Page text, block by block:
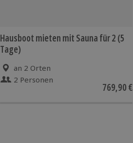
Hausboot mieten mit Sauna für 2 (5
Tage)
an 2 Orten
2 Personen
769,90 €